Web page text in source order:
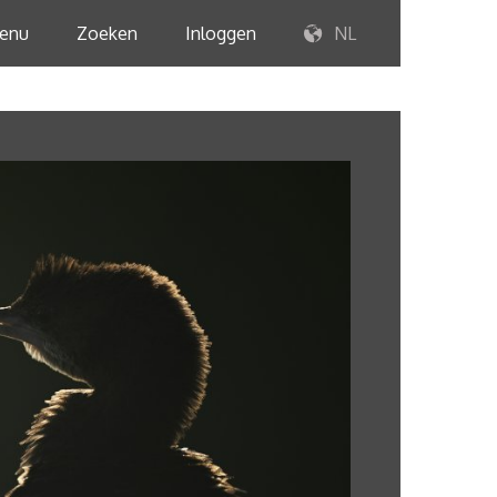
Zoeken Inloggen NL